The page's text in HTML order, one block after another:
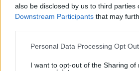
also be disclosed by us to third parties
Downstream Participants that may
Please note that this website/app uses
not limited to your visit or usage
Personal Data Processing Opt
I want to opt-out of the Sharing of